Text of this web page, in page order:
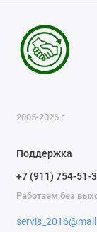
2005-2026 г
Поддержка
+7 (911) 754-51-
Работаем без